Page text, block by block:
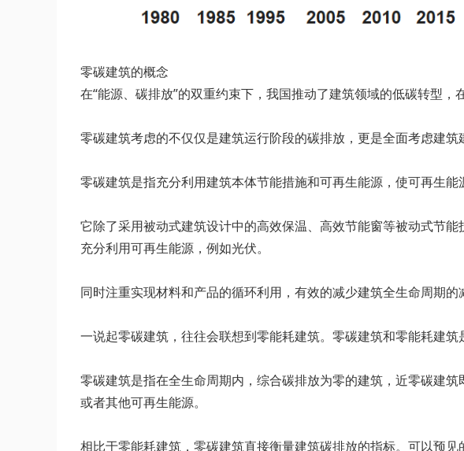
零碳建筑的概念
在“能源、碳排放”的双重约束下，我国推动了建筑领域的低碳转型
零碳建筑考虑的不仅仅是建筑运行阶段的碳排放，更是全面考虑建
零碳建筑是指充分利用建筑本体节能措施和可再生能源，使可再生
它除了采用被动式建筑设计中的高效保温、高效节能窗等被动式节
充分利用可再生能源，例如光伏。
同时注重实现材料和产品的循环利用，有效的减少建筑全生命周期的
一说起零碳建筑，往往会联想到零能耗建筑。零碳建筑和零能耗建
零碳建筑是指在全生命周期内，综合碳排放为零的建筑，近零碳建
或者其他可再生能源。
相比于零能耗建筑，零碳建筑直接衡量建筑碳排放的指标。可以预